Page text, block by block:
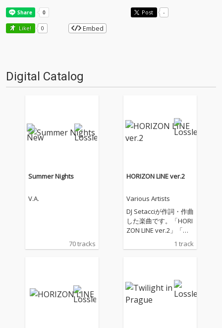
Post -
Like! 0 Embed
Digital Catalog
Summer Nights
V.A.
70 tracks
HORIZON LINE ver.2
Various Artists
DJ Setacciが作詞・作曲
した楽曲です。「HORI
ZON LINE ver.2」「水
として、配信いたしま
境とともに生きること
の大切さに、想いを込
めて創りました。
1 track